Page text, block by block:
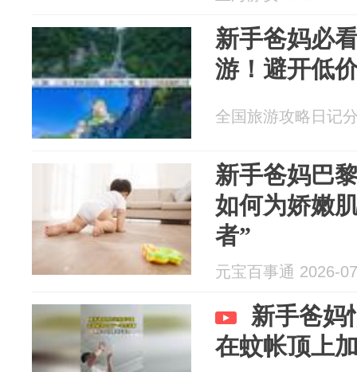
新手爸妈必
游！避开低
全国旅游攻略日记
新手爸妈巴
如何为娇嫩
者”
元宝百事通 2026-
新手爸妈
在蚊帐顶上